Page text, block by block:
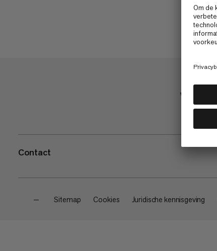
Winkel
Contact
— Sitemap Cookies Juridische kennisgeving